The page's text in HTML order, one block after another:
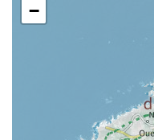
−